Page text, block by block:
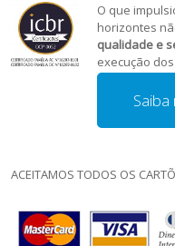
O que
horizontes
qualidade e
execução
Saiba
ACEITAMOS TODOS OS